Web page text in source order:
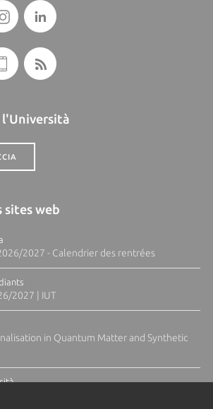
sites web
2027 - Calendrier des rentrées
2027 | IUT
in Quantum Matter and Synthetic